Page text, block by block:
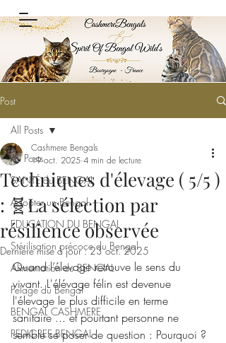
Post
All Posts
SANTÉ du BENGAL
Adopter un Bengal
EDUCATION DU BENGAL
Stérilisation précoce du Bengal
Alimentation du BENGAL
Pelage du Bengal
BENGAL CASHMERE
PEDIGREE BENGAL
All Posts
Techniques d'élevage ( 5/5 )
: 🧬La sélection par
résilience observée
Cashmere Bengals
19 oct. 2025 4 min de lecture
Dernière mise à jour :23 oct. 2025
Quand l’élevage retrouve le sens du
vivant. L'élévage félin est devenue
l'élevage le plus difficile en terme
sanitaire ... et pourtant personne ne
semble se poser de question : Pourquoi ?